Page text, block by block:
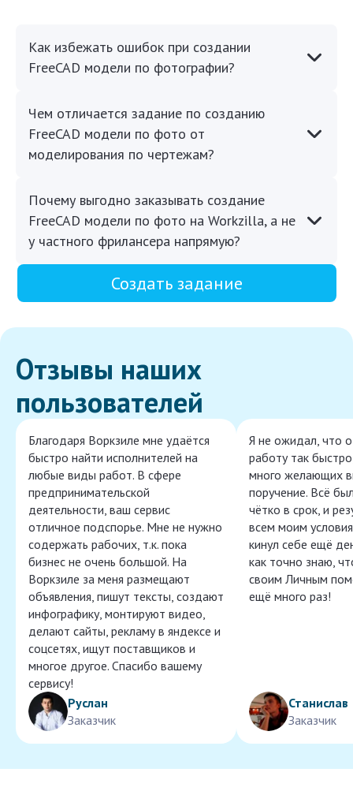
Как избежать ошибок при создании
FreeCAD модели по фотографии?
Чем отличается задание по созданию
FreeCAD модели по фото от
моделирования по чертежам?
Почему выгодно заказывать создание
FreeCAD модели по фото на Workzilla, а не
у частного фрилансера напрямую?
Создать задание
Отзывы наших
пользователей
Благодаря Воркзиле мне удаётся
быстро найти исполнителей на
любые виды работ. В сфере
предпринимательской
деятельности, ваш сервис
отличное подспорье. Мне не нужно
содержать рабочих, т.к. пока
бизнес не очень большой. На
Воркзиле за меня размещают
объявления, пишут тексты, создают
инфографику, монтируют видео,
делают сайты, рекламу в яндексе и
соцсетях, ищут поставщиков и
многое другое. Спасибо вашему
сервису!
Руслан
Заказчик
Я не ожидал, что
работу так
много желающих
поручение. Всё
чётко в срок, и
всем моим
кинул себе ещё
как точно знаю,
своим Личным
ещё много раз!
Станислав
Заказчик